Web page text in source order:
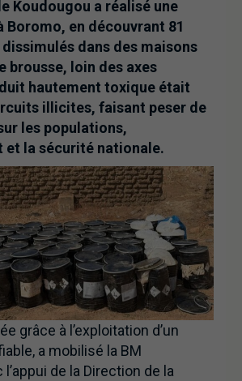
Koudougou a réalisé une
Boromo, en découvrant 81
dans des maisons
brousse, loin des axes
hautement toxique était
illicites, faisant peser de
les populations,
et la sécurité nationale.
grâce à l’exploitation d’un
a mobilisé la BM
de la Direction de la